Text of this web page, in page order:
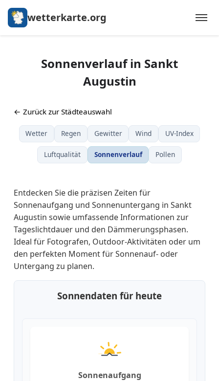
wetterkarte.org
Sonnenverlauf in Sankt
Augustin
← Zurück zur Städteauswahl
Wetter Regen Gewitter Wind UV-Index
Luftqualität Sonnenverlauf Pollen
Entdecken Sie die präzisen Zeiten für
Sonnenaufgang und Sonnenuntergang in Sankt
Augustin sowie umfassende Informationen zur
Tageslichtdauer und den Dämmerungsphasen.
Ideal für Fotografen, Outdoor-Aktivitäten oder um
den perfekten Moment für Sonnenauf- oder
Untergang zu planen.
Sonnendaten für heute
Sonnenaufgang